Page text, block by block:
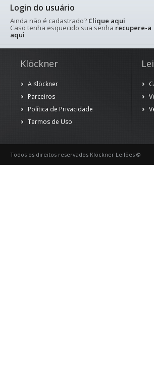
Login do usuário
Ainda não é cadastrado? Clique aqui
Caso tenha esquecido sua senha recupere-a
aqui
Klöckner
A Klöckner
Parceiros
Política de Privacidade
Termos de Uso
Todos os direitos reservados Klöckner Leilões ©